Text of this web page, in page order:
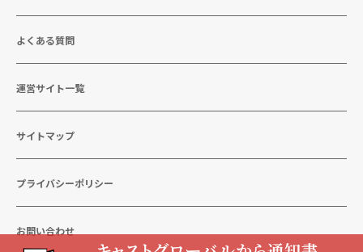
よくある質問
運営サイト一覧
サイトマップ
プライバシーポリシー
お問い合わせ